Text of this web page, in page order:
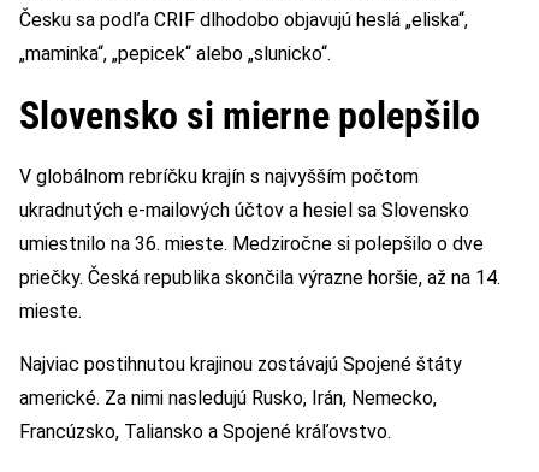
Česku sa podľa CRIF dlhodobo objavujú heslá „eliska“,
„maminka“, „pepicek“ alebo „slunicko“.
Slovensko si mierne polepšilo
V globálnom rebríčku krajín s najvyšším počtom
ukradnutých e-mailových účtov a hesiel sa Slovensko
umiestnilo na 36. mieste. Medziročne si polepšilo o dve
priečky. Česká republika skončila výrazne horšie, až na 14.
mieste.
Najviac postihnutou krajinou zostávajú Spojené štáty
americké. Za nimi nasledujú Rusko, Irán, Nemecko,
Francúzsko, Taliansko a Spojené kráľovstvo.